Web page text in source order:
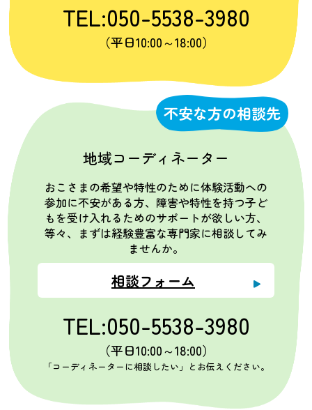
TEL:050-5538-3980
（平日10:00～18:00）
不安な方の相談先
地域コーディネーター
おこさまの希望や特性のために体験活動への
参加に不安がある方、障害や特性を持つ子ど
もを受け入れるためのサポートが欲しい方、
等々、まずは経験豊富な専門家に相談してみ
ませんか。
相談フォーム
TEL:050-5538-3980
（平日10:00～18:00）
「コーディネーターに相談したい」とお伝えください。